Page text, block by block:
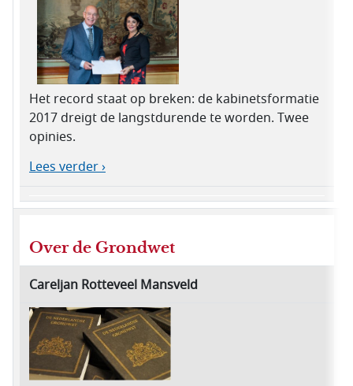
Het record staat op breken: de kabinetsformatie
2017 dreigt de langstdurende te worden. Twee
opinies.
Lees verder ›
Over de Grondwet
Careljan Rotteveel Mansveld